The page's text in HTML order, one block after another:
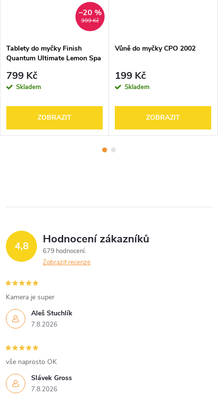
999 Kč
–20 %
Tablety do myčky Finish
Quantum Ultimate Lemon Spa
799 Kč
Skladem
ZOBRAZIT
Vůně do myčky CPO 2002
199 Kč
Skladem
ZOBRAZIT
4,8 Hodnocení zákazníků
679 hodnocení
Zobrazit recenze
Aleš Stuchlík
7.8.2026
Kamera je super
Slávek Gross
7.8.2026
vše naprosto OK